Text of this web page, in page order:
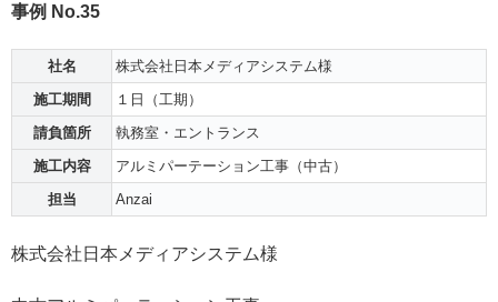
事例 No.35
社名
株式会社日本メディアシステム様
施工期間
１日（工期）
請負箇所
執務室・エントランス
施工内容
アルミパーテーション工事（中古）
担当
Anzai
株式会社日本メディアシステム様